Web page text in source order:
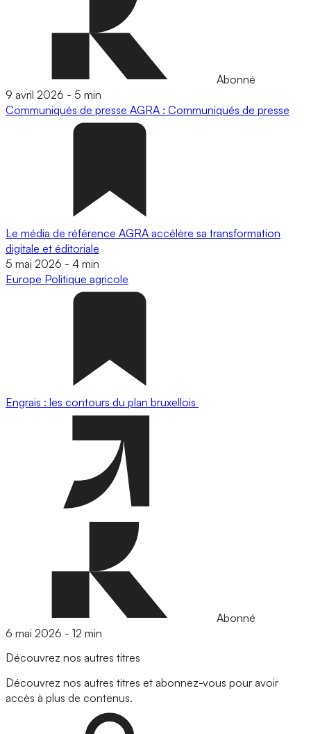
Abonné
9 avril 2026 - 5 min
Communiqués de presse AGRA : Communiqués de presse
Le média de référence AGRA accélère sa transformation
digitale et éditoriale
5 mai 2026 - 4 min
Europe Politique agricole
Engrais : les contours du plan bruxellois
Abonné
6 mai 2026 - 12 min
Découvrez nos autres titres
Découvrez nos autres titres et abonnez-vous pour avoir
accès à plus de contenus.